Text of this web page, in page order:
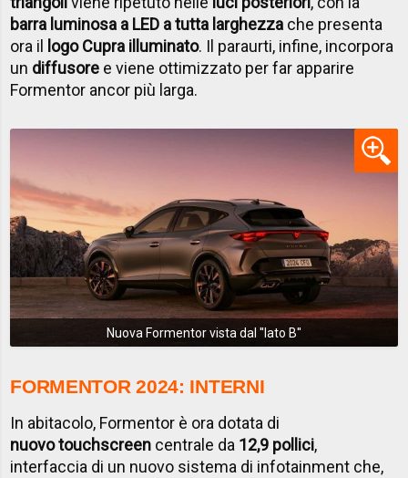
barra luminosa a LED a tutta larghezza che presenta
ora il
logo Cupra illuminato. Il paraurti, infine, incorpora
un diffusore e viene ottimizzato per far apparire
Formentor ancor più larga.
Nuova Formentor vista dal ''lato B''
FORMENTOR 2024: INTERNI
In abitacolo, Formentor è ora dotata di
nuovo touchscreen centrale da 12,9 pollici,
interfaccia di un nuovo sistema di infotainment che,